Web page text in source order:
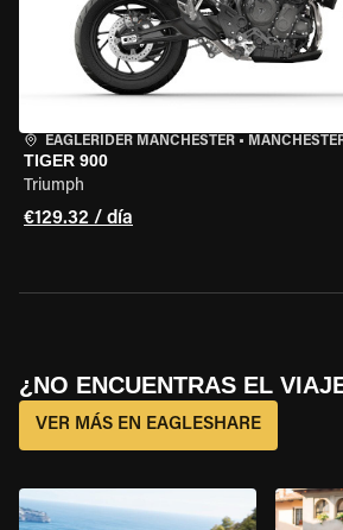
EAGLERIDER MANCHESTER •
TIGER 900
Triumph
€129.32 / día
¿NO ENCUENTRAS EL
VER MÁS EN EAGLESHARE